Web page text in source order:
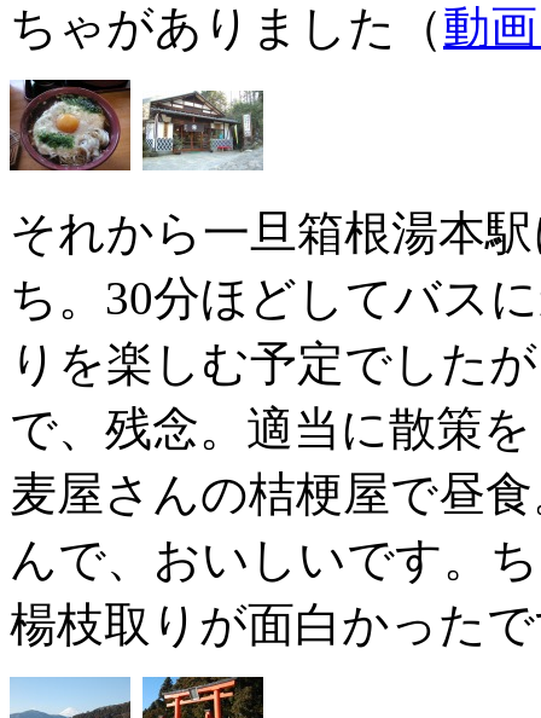
ちゃがありました（動
それから一旦箱根湯本
ち。30分ほどしてバス
りを楽しむ予定でした
で、残念。適当に散策
麦屋さんの桔梗屋で昼
んで、おいしいです。
楊枝取りが面白かった